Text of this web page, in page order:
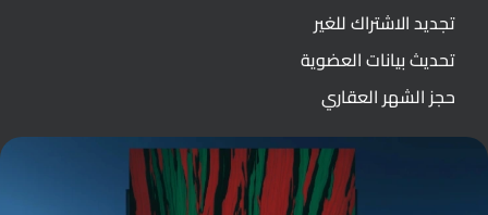
تجديد الاشتراك للغير
تحديث بيانات العضوية
حجز الشهر العقاري